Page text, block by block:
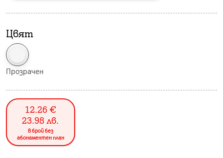
Цвят
Прозрачен
12.26 €
23.98 лв.
в брой без
абонаментен план